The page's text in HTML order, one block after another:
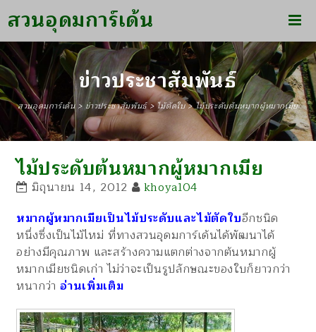
สวนอุดมการ์เด้น
ข่าวประชาสัมพันธ์
สวนอุดมการ์เด้น>ข่าวประชาสัมพันธ์>ไม้ตัดใบ>ไม้ประดับต้นหมากผู้หมากเมีย
ไม้ประดับต้นหมากผู้หมากเมีย
มิถุนายน 14, 2012
khoya104
หมากผู้หมากเมียเป็นไม้ประดับและไม้ตัดใบอีกชนิด
หนึ่งซึ่งเป็นไม้ไหม่ ที่ทางสวนอุดมการ์เด้นได้พัฒนาได้
อย่างมีคุณภาพ และสร้างความแตกต่างจากต้นหมากผู้
หมากเมียชนิดเก่า ไม่ว่าจะเป็นรูปลักษณะของใบก็ยาวกว่า
หนากว่าอ่านเพิ่มเติม